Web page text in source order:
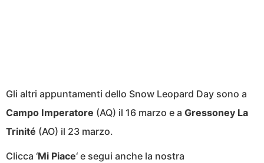
Gli altri appuntamenti dello Snow Leopard Day sono a
Campo Imperatore (AQ) il 16 marzo e a Gressoney La
Trinité (AO) il 23 marzo.
Clicca ‘Mi Piace‘ e segui anche la nostra